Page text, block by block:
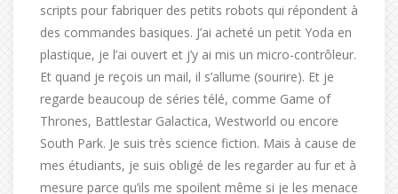
scripts pour fabriquer des petits robots qui répondent à
des commandes basiques. J’ai acheté un petit Yoda en
plastique, je l’ai ouvert et j’y ai mis un micro-contrôleur.
Et quand je reçois un mail, il s’allume (sourire). Et je
regarde beaucoup de séries télé, comme Game of
Thrones, Battlestar Galactica, Westworld ou encore
South Park. Je suis très science fiction. Mais à cause de
mes étudiants, je suis obligé de les regarder au fur et à
mesure parce qu’ils me spoilent même si je les menace